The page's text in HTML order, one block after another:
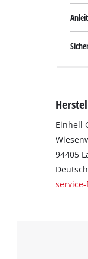
Einhell
94405